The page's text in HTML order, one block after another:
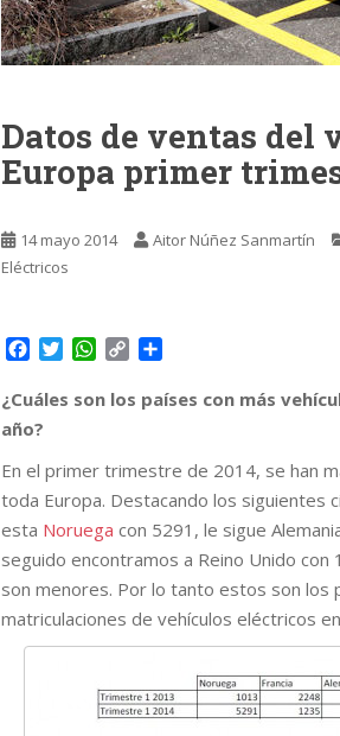
Datos de ventas del
Europa primer
14 mayo 2014 Aitor Núñez Sanmartín
Eléctricos
c
e
b
o
o
k
i
e
r
W
a
A
p
p
p
i
n
k
m
r
t
i
r
¿Cuáles son los países con más
año?
En el primer trimestre de 2014, se han
toda Europa. Destacando los siguientes
esta Noruega con 5291, le sigue
seguido encontramos a Reino Unido
son menores. Por lo tanto estos son los
matriculaciones de vehículos eléctricos